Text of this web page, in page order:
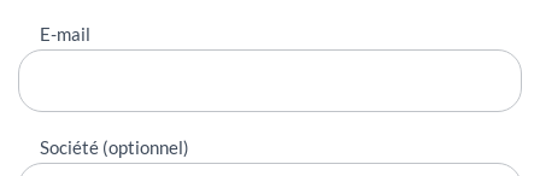
E-mail
Société (optionnel)